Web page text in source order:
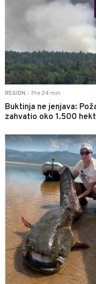
REGION Pre 24 min
Buktinja ne jenjava:
zahvatio oko 1.500